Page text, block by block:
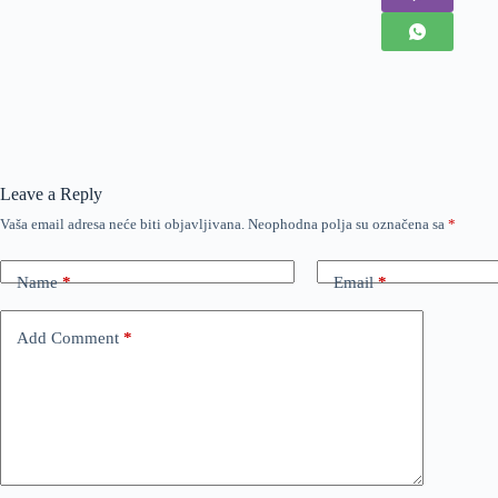
Leave a Reply
Vaša email adresa neće biti objavljivana. Neophodna polja su označena sa *
Name* Email*
Add Comment *